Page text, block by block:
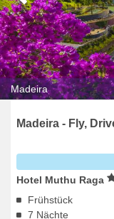
Madeira
Madeira - Fly,
Hotel Muthu Raga
Frühstück
7 Nächte